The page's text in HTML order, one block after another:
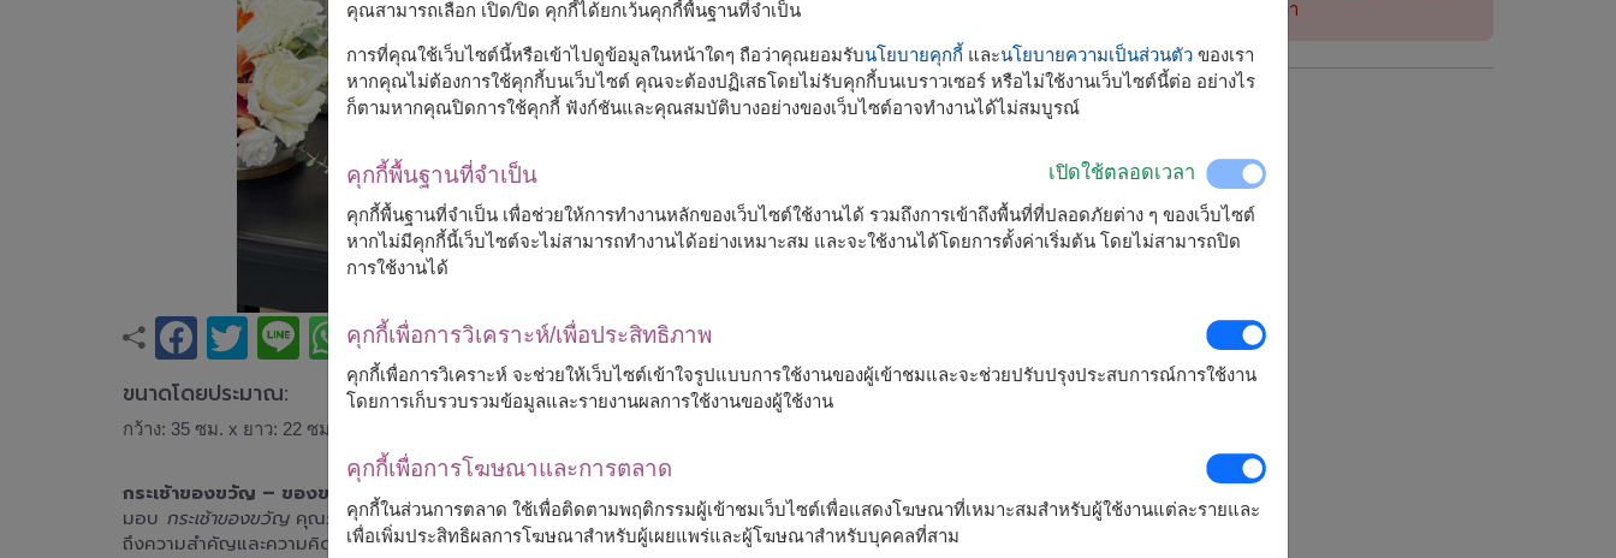
ขนาดโดยประมาณ:
กว้าง: 35 ซม. x ยาว: 22 ซม. x สูง: 40 ซม.
กระเช้าของขวัญ – ของขวัญที่แสดงถึงความใส่ใจและความปรารถนาดี
มอบ กระเช้าของขวัญคุณภาพเยี่ยมที่เต็มไปด้วยความห่วงใย เหมาะสำหรับทุกโอกาส เพื่อให้คนที่คุณรักได้สัมผัส
ถึงความสำคัญและความคิดถึงจากคุณ
กันหรือมากกว่า
ทั่วประเทศ
คุณสามารถเลือก เปิด/ปิด คุกกี้ได้ยกเว้นคุกกี้พื้นฐานที่จำเป็น
การที่คุณใช้เว็บไซต์นี้หรือเข้าไปดูข้อมูลในหน้าใดๆ ถือว่าคุณยอมรับนโยบายคุกกี้ และนโยบายความเป็นส่วนตัว ของเรา
หากคุณไม่ต้องการใช้คุกกี้บนเว็บไซต์ คุณจะต้องปฏิเสธโดยไม่รับคุกกี้บนเบราวเซอร์ หรือไม่ใช้งานเว็บไซต์นี้ต่อ อย่างไร
ก็ตามหากคุณปิดการใช้คุกกี้ ฟังก์ชันและคุณสมบัติบางอย่างของเว็บไซต์อาจทำงานได้ไม่สมบูรณ์
คุกกี้พื้นฐานที่จำเป็น เปิดใช้ตลอดเวลา
คุกกี้พื้นฐานที่จำเป็น เพื่อช่วยให้การทำงานหลักของเว็บไซต์ใช้งานได้ รวมถึงการเข้าถึงพื้นที่ที่ปลอดภัยต่าง ๆ ของเว็บไซต์
หากไม่มีคุกกี้นี้เว็บไซต์จะไม่สามารถทำงานได้อย่างเหมาะสม และจะใช้งานได้โดยการตั้งค่าเริ่มต้น โดยไม่สามารถปิด
การใช้งานได้
คุกกี้เพื่อการวิเคราะห์/เพื่อประสิทธิภาพ
คุกกี้เพื่อการวิเคราะห์ จะช่วยให้เว็บไซต์เข้าใจรูปแบบการใช้งานของผู้เข้าชมและจะช่วยปรับปรุงประสบการณ์การใช้งาน
โดยการเก็บรวบรวมข้อมูลและรายงานผลการใช้งานของผู้ใช้งาน
คุกกี้เพื่อการโฆษณาและการตลาด
คุกกี้ในส่วนการตลาด ใช้เพื่อติดตามพฤติกรรมผู้เข้าชมเว็บไซต์เพื่อแสดงโฆษณาที่เหมาะสมสำหรับผู้ใช้งานแต่ละรายและ
เพื่อเพิ่มประสิทธิผลการโฆษณาสำหรับผู้เผยแพร่และผู้โฆษณาสำหรับบุคคลที่สาม